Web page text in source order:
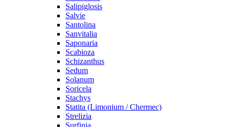
Salipiglosis
Salvie
Santolina
Sanvitalia
Saponaria
Scabioza
Schizanthus
Sedum
Solanum
Soricela
Stachys
Statita (Limonium / Chermec)
Strelizia
Surfinia